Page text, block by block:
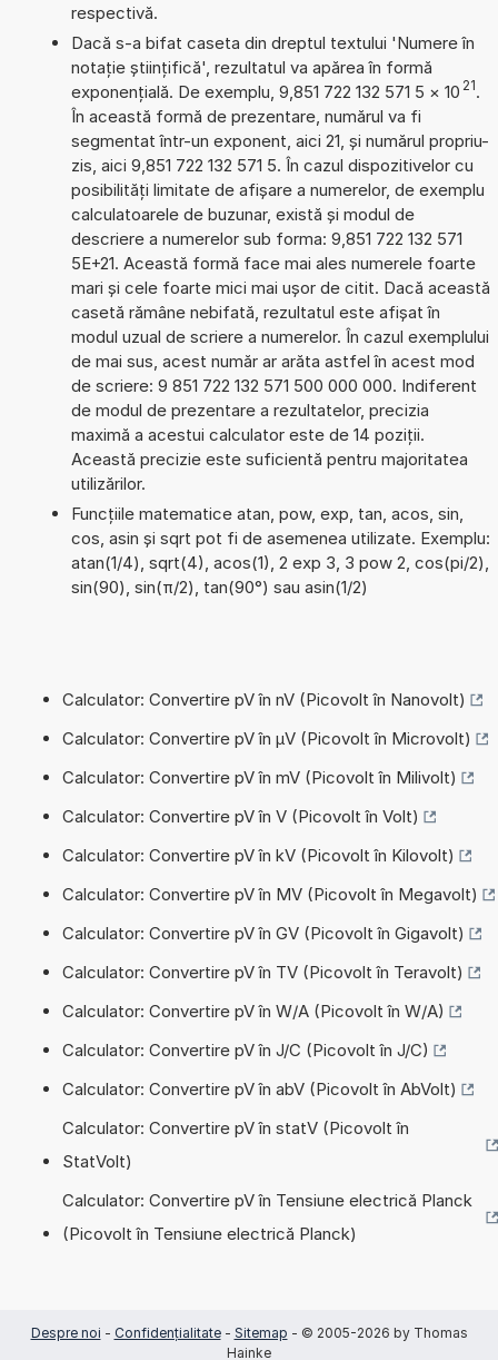
respectivă.
Dacă s-a bifat caseta din dreptul textului 'Numere în
notație științifică', rezultatul va apărea în formă
exponențială. De exemplu, 9,851 722 132 571 5 × 10 21.
În această formă de prezentare, numărul va fi
segmentat într-un exponent, aici 21, și numărul propriu-
zis, aici 9,851 722 132 571 5. În cazul dispozitivelor cu
posibilități limitate de afișare a numerelor, de exemplu
calculatoarele de buzunar, există și modul de
descriere a numerelor sub forma: 9,851 722 132 571
5E+21. Această formă face mai ales numerele foarte
mari și cele foarte mici mai ușor de citit. Dacă această
casetă rămâne nebifată, rezultatul este afișat în
modul uzual de scriere a numerelor. În cazul exemplului
de mai sus, acest număr ar arăta astfel în acest mod
de scriere: 9 851 722 132 571 500 000 000. Indiferent
de modul de prezentare a rezultatelor, precizia
maximă a acestui calculator este de 14 poziții.
Această precizie este suficientă pentru majoritatea
utilizărilor.
Funcțiile matematice atan, pow, exp, tan, acos, sin,
cos, asin și sqrt pot fi de asemenea utilizate. Exemplu:
atan(1/4), sqrt(4), acos(1), 2 exp 3, 3 pow 2, cos(pi/2),
sin(90), sin(π/2), tan(90°) sau asin(1/2)
Calculator: Convertire pV în nV (Picovolt în Nanovolt)
Calculator: Convertire pV în µV (Picovolt în Microvolt)
Calculator: Convertire pV în mV (Picovolt în Milivolt)
Calculator: Convertire pV în V (Picovolt în Volt)
Calculator: Convertire pV în kV (Picovolt în Kilovolt)
Calculator: Convertire pV în MV (Picovolt în Megavolt)
Calculator: Convertire pV în GV (Picovolt în Gigavolt)
Calculator: Convertire pV în TV (Picovolt în Teravolt)
Calculator: Convertire pV în W/A (Picovolt în W/A)
Calculator: Convertire pV în J/C (Picovolt în J/C)
Calculator: Convertire pV în abV (Picovolt în AbVolt)
Calculator: Convertire pV în statV (Picovolt în
StatVolt)
Calculator: Convertire pV în Tensiune electrică Planck
(Picovolt în Tensiune electrică Planck)
Despre noi - Confidențialitate- Sitemap - © 2005-2026 by Thomas
Hainke